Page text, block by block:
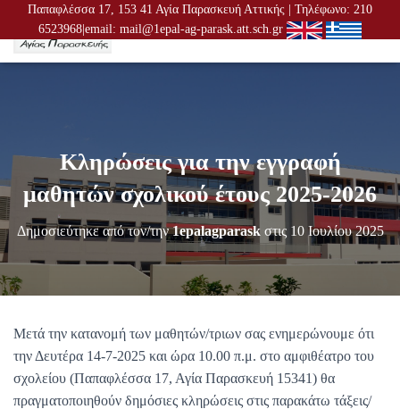
Παπαφλέσσα 17, 153 41 Αγία Παρασκευή Αττικής | Τηλέφωνο: 210
6523968|email: mail@1epal-ag-parask.att.sch.gr
Ν
Π
Λ
Ο
Ή
Γ
Η
Η
Κληρώσεις για την εγγραφή
μαθητών σχολικού έτους 2025-2026
Δημοσιεύτηκε από τον/την1epalagparaskστις 10 Ιουλίου 2025
Μετά την κατανομή των μαθητών/τριων σας ενημερώνουμε ότι
την Δευτέρα 14-7-2025 και ώρα 10.00 π.μ. στο αμφιθέατρο του
σχολείου (Παπαφλέσσα 17, Αγία Παρασκευή 15341) θα
πραγματοποιηθούν δημόσιες κληρώσεις στις παρακάτω τάξεις/